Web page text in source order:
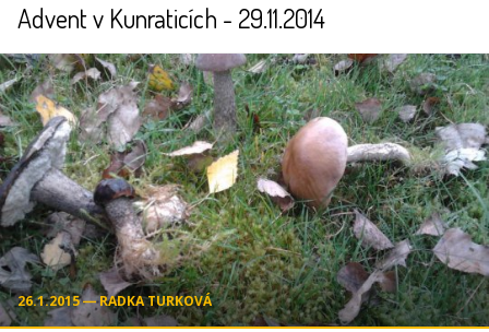
Advent v Kunraticích - 29.11.2014
26.1.2015 ― RADKA TURKOVÁ